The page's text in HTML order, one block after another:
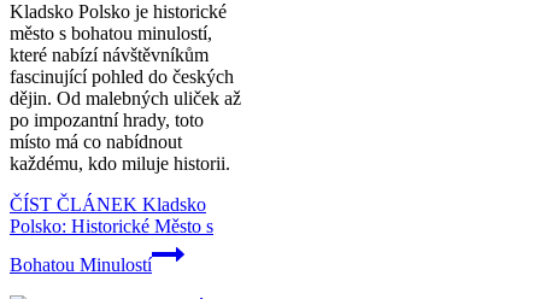
Kladsko Polsko je historické
město s bohatou minulostí,
které nabízí návštěvníkům
fascinující pohled do českých
dějin. Od malebných uliček až
po impozantní hrady, toto
místo má co nabídnout
každému, kdo miluje historii.
ČÍST ČLÁNEK Kladsko
Polsko: Historické Město s
Bohatou Minulostí